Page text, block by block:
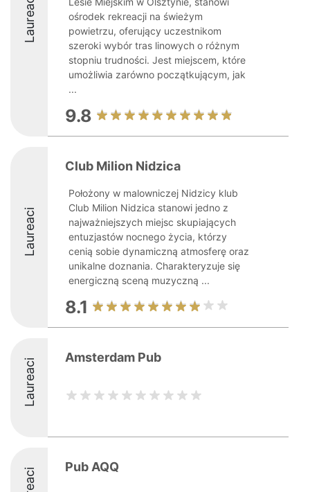
Laureaci
ośrodek rekreacji na świeżym
powietrzu, oferujący uczestnikom
szeroki wybór tras linowych o różnym
stopniu trudności. Jest miejscem, które
umożliwia zarówno początkującym, jak
...
9.8
Laureaci
Club Milion Nidzica
Położony w malowniczej Nidzicy klub
Club Milion Nidzica stanowi jedno z
najważniejszych miejsc skupiających
entuzjastów nocnego życia, którzy
cenią sobie dynamiczną atmosferę oraz
unikalne doznania. Charakteryzuje się
energiczną sceną muzyczną ...
8.1
Laureaci Amsterdam Pub
Pub AQQ